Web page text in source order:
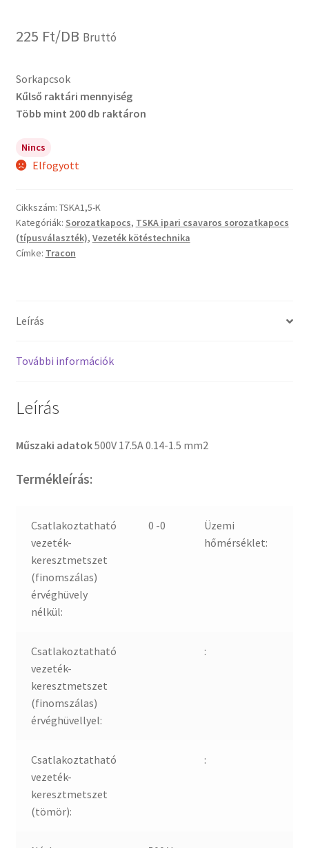
225 Ft/DB Bruttó
Sorkapcsok
Kűlső raktári mennyiség
Több mint 200 db raktáron
Nincs
Elfogyott
Cikkszám: TSKA1,5-K
Kategóriák: Sorozatkapocs, TSKA ipari csavaros sorozatkapocs
(típusválaszték), Vezeték kötéstechnika
Címke: Tracon
Leírás
További információk
Leírás
Műszaki adatok500V 17.5A 0.14-1.5 mm2
Termékleírás:
Csatlakoztatható
vezeték-
keresztmetszet
(finomszálas)
érvéghüvely
nélkül:
0 -0
Üzemi
hőmérséklet:
Csatlakoztatható
vezeték-
keresztmetszet
(finomszálas)
érvéghüvellyel:
:
Csatlakoztatható
vezeték-
keresztmetszet
(tömör):
: